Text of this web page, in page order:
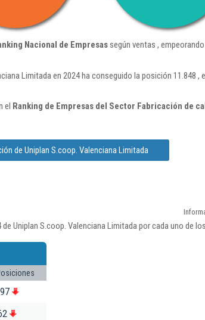
Nacional de Empresassegún ventas ,
Limitada en 2024 ha conseguido la posición 11.848 ,
el Ranking de Empresas del Sector Fabricación de
de Uniplan S.coop. Valenciana Limitada
Uniplan S.coop. Valenciana Limitada por cada uno de